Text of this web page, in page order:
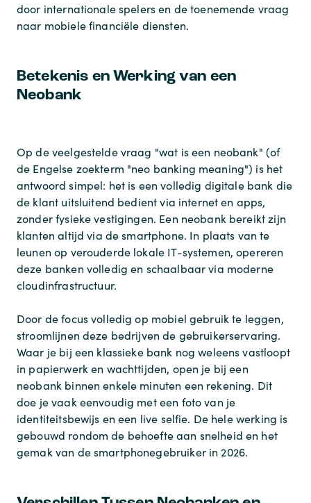
door internationale spelers en de toenemende vraag
naar mobiele financiële diensten.
Betekenis en Werking van een
Neobank
Op de veelgestelde vraag "wat is een neobank" (of
de Engelse zoekterm "neo banking meaning") is het
antwoord simpel: het is een volledig digitale bank die
de klant uitsluitend bedient via internet en apps,
zonder fysieke vestigingen. Een neobank bereikt zijn
klanten altijd via de smartphone. In plaats van te
leunen op verouderde lokale IT-systemen, opereren
deze banken volledig en schaalbaar via moderne
cloudinfrastructuur.
Door de focus volledig op mobiel gebruik te leggen,
stroomlijnen deze bedrijven de gebruikerservaring.
Waar je bij een klassieke bank nog weleens vastloopt
in papierwerk en wachttijden, open je bij een
neobank binnen enkele minuten een rekening. Dit
doe je vaak eenvoudig met een foto van je
identiteitsbewijs en een live selfie. De hele werking is
gebouwd rondom de behoefte aan snelheid en het
gemak van de smartphonegebruiker in 2026.